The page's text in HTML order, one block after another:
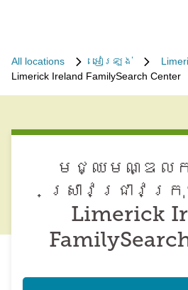
All locations អៀរឡង់
Limerick Ireland FamilySearch Center
មជ្ឈមណ្ឌល​
ស្រាវជ្រាវ​ក្
Limerick